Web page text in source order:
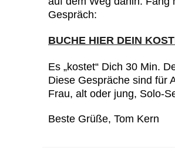
Gespräch:
BUCHE HIER DEIN
Es „kostet“ Dich 30 Min.
Diese Gespräche sind für
Frau, alt oder jung, Solo-
Beste Grüße, Tom Kern